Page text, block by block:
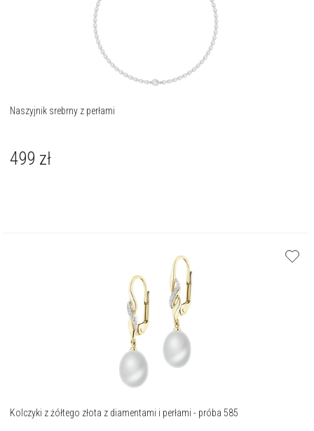
Naszyjnik srebrny z perłami
499 zł
Kolczyki z żółtego złota z diamentami i perłami - próba 585